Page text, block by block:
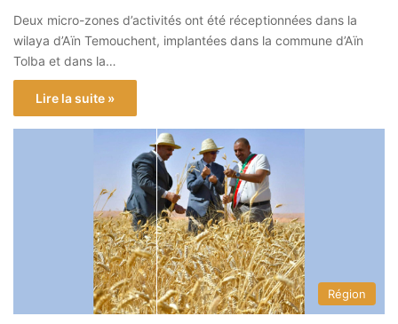
Deux micro-zones d’activités ont été réceptionnées dans la
wilaya d’Aïn Temouchent, implantées dans la commune d’Aïn
Tolba et dans la…
Lire la suite »
Région